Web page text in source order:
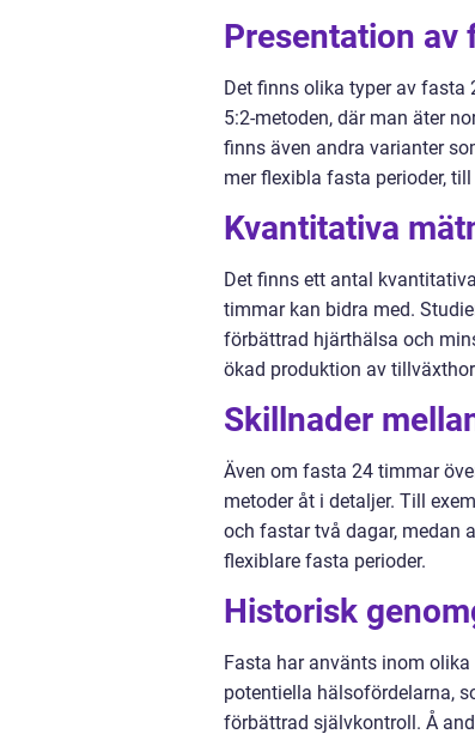
Presentation av
Det finns olika typer av fasta
5:2-metoden, där man äter
finns även andra varianter
mer flexibla fasta perioder,
Kvantitativa
Det finns ett antal
timmar kan bidra med.
förbättrad hjärthälsa och
ökad produktion av
Skillnader
Även om fasta 24 timmar
metoder åt i detaljer. Till
och fastar två dagar, medan
flexiblare fasta perioder.
Historisk
Fasta har använts inom
potentiella hälsofördelarna,
förbättrad självkontroll. Å